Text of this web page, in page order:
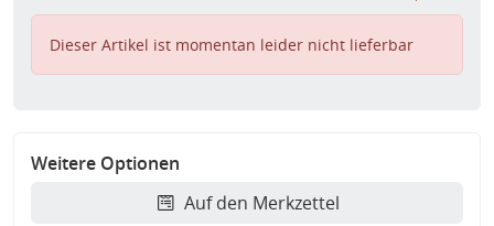
Dieser Artikel ist momentan leider nicht lieferbar
Weitere Optionen
Auf den Merkzettel